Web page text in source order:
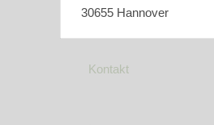
30655 Hannover
Kontakt